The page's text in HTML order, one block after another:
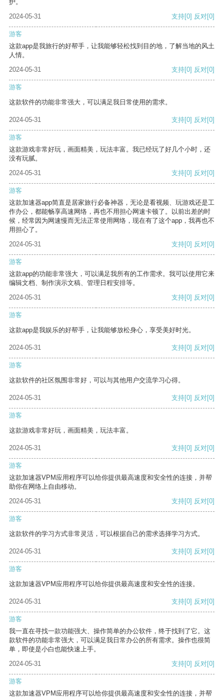
护。
2024-05-31
支持[0] 反对[0]
游客
这款app是我旅行的好帮手，让我能够轻松找到目的地，了解当地的风土
人情。
2024-05-31
支持[0] 反对[0]
游客
这款软件的功能非常强大，可以满足我日常使用的需求。
2024-05-31 支持[0] 反对[0]
游客
这款游戏非常好玩，画面精美，玩法丰富。我已经玩了好几个小时，还
没有玩腻。
2024-05-31
支持[0] 反对[0]
游客
这款加速器app简直是居家旅行必备神器，无论是看视频、玩游戏还是工
作办公，都能畅享高速网络，再也不用担心网速卡顿了。以前出差的时
候，经常因为网速慢而无法正常使用网络，现在有了这个app，我再也不
用担心了。
2024-05-31
支持[0] 反对[0]
游客
这款app的功能非常强大，可以满足我所有的工作需求。我可以使用它来
编辑文档、制作演示文稿、管理日程安排等。
2024-05-31
支持[0] 反对[0]
游客
这款app是我娱乐的好帮手，让我能够放松身心，享受美好时光。
2024-05-31 支持[0] 反对[0]
游客
这款软件的社区氛围非常好，可以与其他用户交流学习心得。
2024-05-31 支持[0] 反对[0]
游客
这款游戏非常好玩，画面精美，玩法丰富。
2024-05-31 支持[0] 反对[0]
游客
这款加速器VPM应用程序可以给你提供最高速度和安全性的连接，并帮
助你在网络上自由移动。
2024-05-31
支持[0] 反对[0]
游客
这款软件的学习方式非常灵活，可以根据自己的需求选择学习方式。
2024-05-31 支持[0] 反对[0]
游客
这款加速器VPM应用程序可以给你提供最高速度和安全性的连接。
2024-05-31 支持[0] 反对[0]
游客
我一直在寻找一款功能强大、操作简单的办公软件，终于找到了它。这
款软件的功能非常强大，可以满足我日常办公的所有需求。操作也很简
单，即使是小白也能快速上手。
2024-05-31
支持[0] 反对[0]
游客
这款加速器VPM应用程序可以给你提供最高速度和安全性的连接，并帮